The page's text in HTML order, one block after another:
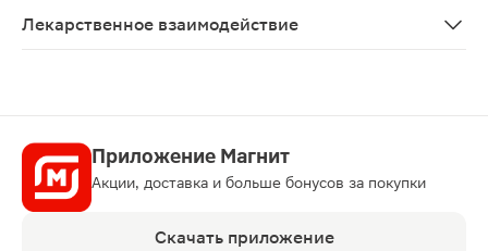
Лекарственное взаимодействие
Приложение Магнит
Акции, доставка и больше бонусов за покупки
Скачать приложение